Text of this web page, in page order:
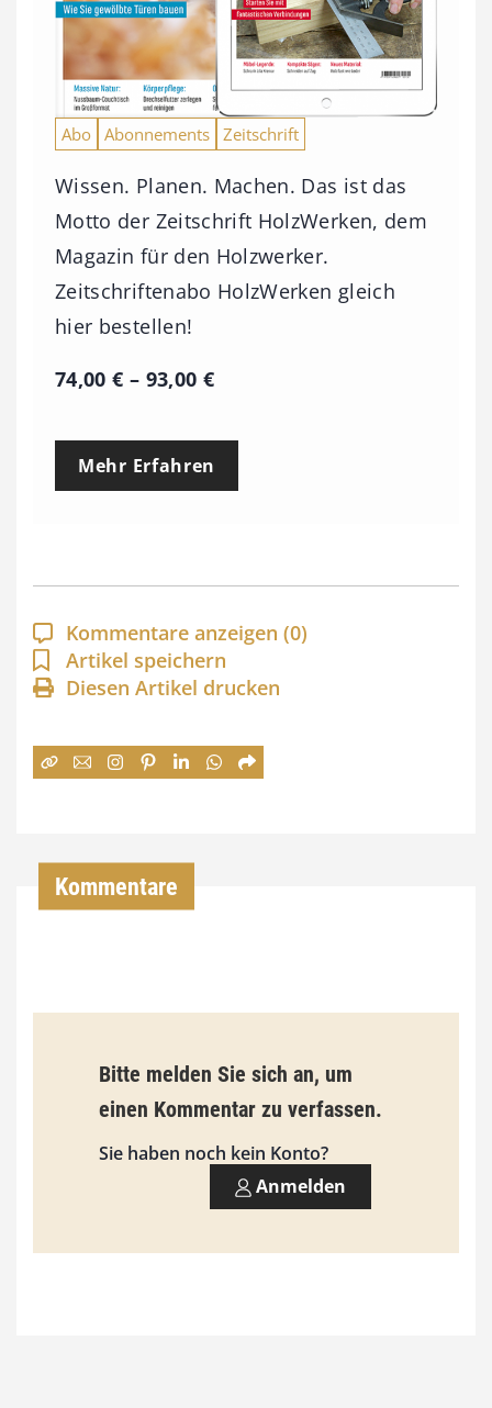
Abo Abonnements Zeitschrift
Wissen. Planen. Machen. Das ist das
Motto der Zeitschrift HolzWerken, dem
Magazin für den Holzwerker.
Zeitschriftenabo HolzWerken gleich
hier bestellen!
74,00€ – 93,00 €P
e
p
a
n
n
:
€
i
s
9
0
Mehr Erfahren
Kommentare anzeigen (0)
Artikel speichern
Diesen Artikel drucken
Kommentare
Bitte melden Sie sich an, um
einen Kommentar zu verfassen.
Sie haben noch kein Konto?
Anmelden